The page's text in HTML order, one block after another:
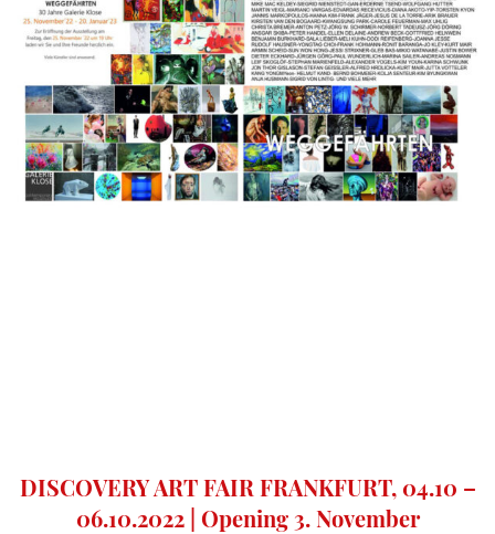
DISCOVERY ART FAIR FRANKFURT, 04.10 –
06.10.2022 | Opening 3. November